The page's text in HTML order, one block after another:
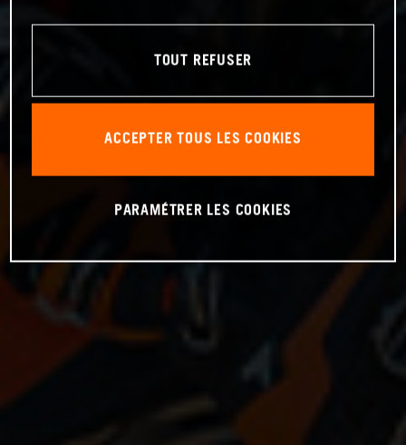
TOUT REFUSER
ACCEPTER TOUS LES COOKIES
PARAMÉTRER LES COOKIES